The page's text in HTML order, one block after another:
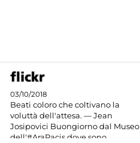
03/10/2018
Beati coloro che coltivano la
voluttà dell'attesa. — Jean
Josipovici Buongiorno dal Museo
dell'#AraPacis dove sono